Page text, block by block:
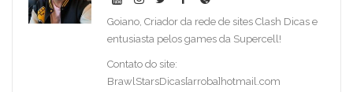
Goiano, Criador da rede de sites Clash Dicas e
entusiasta pelos games da Supercell!
Contato do site:
BrawlStarsDicas[arroba]hotmail.com